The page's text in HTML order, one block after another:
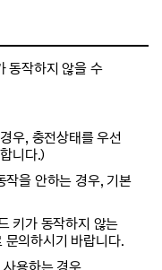
동작하지 않을 수
우, 충전상태를 우선
니다.)
작을 안하는 경우, 기본
키가 동작하지 않는
문의하시기 바랍니다.